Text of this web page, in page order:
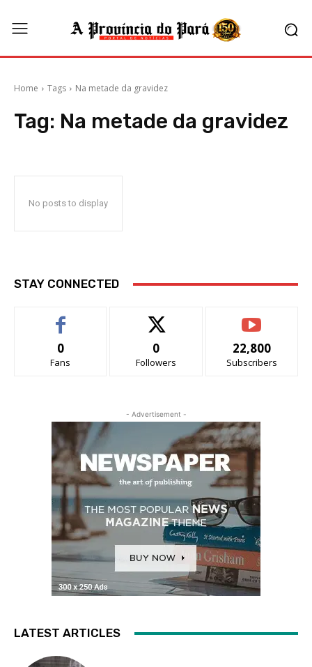
Home Tags Na metade da gravidez
Tag: Na metade da gravidez
No posts to display
STAY CONNECTED
0
Fans
0
Followers
22,800
Subscribers
- Advertisement -
LATEST ARTICLES